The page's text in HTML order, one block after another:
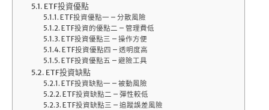
ETF投資優點
ETF投資優點一 – 分散風險
ETF投資的優點二 – 管理費低
ETF投資優點三 – 操作方便
ETF投資優點四 – 透明度高
ETF投資優點五 – 避險工具
ETF投資缺點
ETF投資缺點一 – 被動風險
ETF投資缺點二 – 彈性較低
ETF投資缺點三 – 追蹤誤差風險